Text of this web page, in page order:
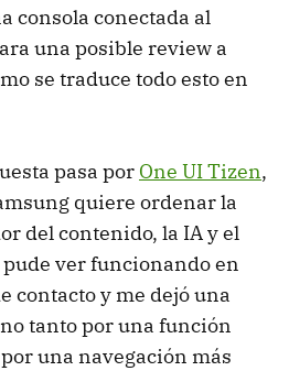
consola conectada al
una posible review a
se traduce todo esto en
pasa por One UI Tizen,
quiere ordenar la
del contenido, la IA y el
ver funcionando en
contacto y me dejó una
tanto por una función
una navegación más